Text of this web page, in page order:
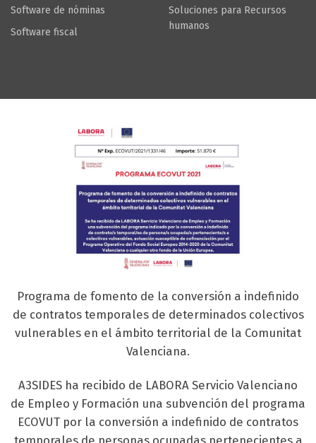
Software de nóminas
Software fiscal
Soluciones para Recursos
humanos
Programa de fomento de la conversión a indefinido
de contratos temporales de determinados colectivos
vulnerables en el ámbito territorial de la Comunitat
Valenciana.
A3SIDES ha recibido de LABORA Servicio Valenciano
de Empleo y Formación una subvención del programa
ECOVUT por la conversión a indefinido de contratos
temporales de personas ocupadas pertenecientes a